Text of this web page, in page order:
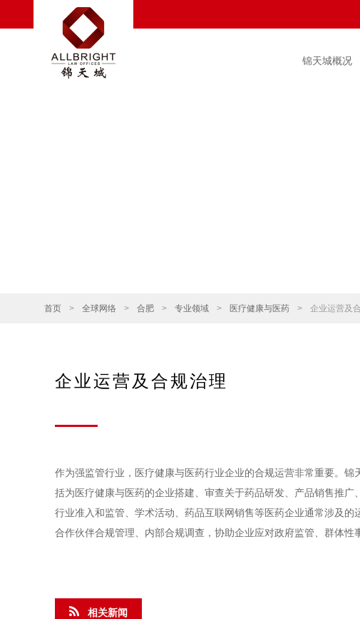
锦天城概况
首页 > 全球网络 > 合肥 > 专业领域 > 医疗健康与医药 > 企业运营及
企业运营及合规治理
作为强监管行业，医疗健康与医药行业企业的合规运营非常重要。
括为医疗健康与医药的企业搭建、审查关于药品研发、产品销售推
行业准入和监管、学术活动、药品互联网销售等医药企业通常涉及
合作伙伴合规管理、内部合规调查，协助企业应对政府监管、群体性
相关新闻